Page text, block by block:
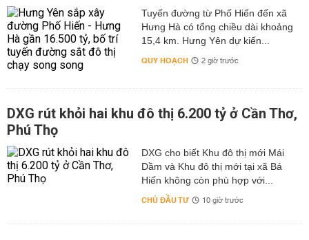
Tuyến đường từ Phố Hiến đến xã
Hưng Hà có tổng chiều dài khoảng
15,4 km. Hưng Yên dự kiến...
QUY HOẠCH 2 giờ trước
DXG rút khỏi hai khu đô thị 6.200 tỷ ở Cần Thơ,
Phú Thọ
DXG cho biết Khu đô thị mới Mái
Dầm và Khu đô thị mới tại xã Bá
Hiến không còn phù hợp với...
CHỦ ĐẦU TƯ 10 giờ trước